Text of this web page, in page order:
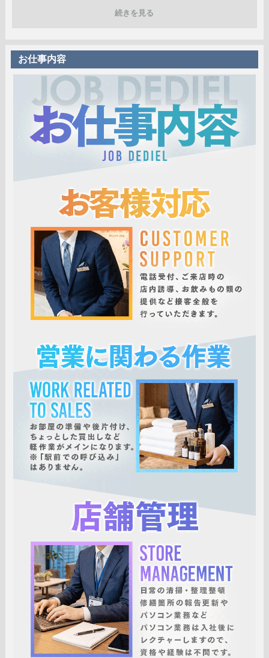
残業/転勤なしで生活重視希望の方向け
頑張りと結果は正当に評価し、昇給・昇格に即反映します。
②年齢や学歴は
一切関係なし
20代・学歴なしでも、
30代・業界未経験などでも問題ございません。
③長く働いていただくにあたって
充実した待遇制度
・個室寮あり
・社会保険完備
・年2回賞与あり
住む場所の心配もいりません。
すぐに働ける環境を整えています。
続きを見る
お仕事内容